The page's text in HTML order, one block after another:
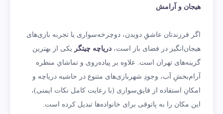
هیجان و آرامش
اگر فرزندتان عاشقِ دویدن، دوچرخه‌سواری یا تجربه بازی‌های
هیجان‌انگیز در فضای باز است، دریاچه چیتگر یکی از بهترین
گزینه‌های تهران است. علاوه بر پیاده‌روی و تماشایِ منظره
آرام‌بخشِ آب، وجودِ شهربازی‌های متنوع در حاشیه دریاچه و
امکانِ استفاده از قایق‌سواری (با رعایت کامل نکات ایمنی)،
این مکان را به پاتوقی برای خانواده‌ها تبدیل کرده است.